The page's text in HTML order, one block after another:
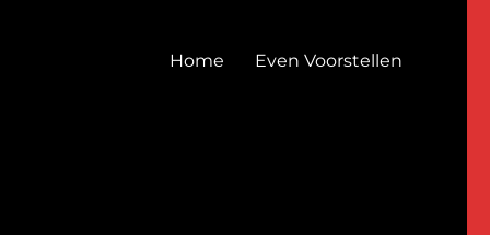
Home Even Voorstellen